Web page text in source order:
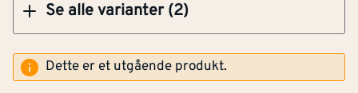
Se alle varianter (2)
Dette er et utgående produkt.